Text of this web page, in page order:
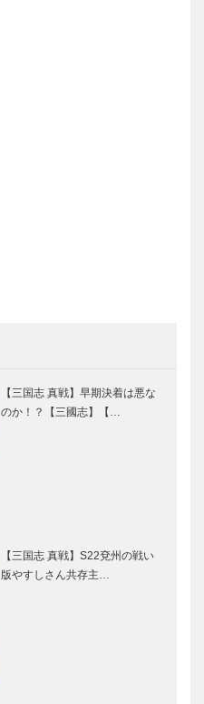
【三国志 真戦】早期決着は悪な
のか！？【三國志】【…
【三国志 真戦】S22兗州の戦い
版やすしさん共存主…